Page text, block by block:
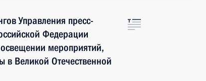
Управления пресс-
Федерации
мероприятий,
Великой Отечественной